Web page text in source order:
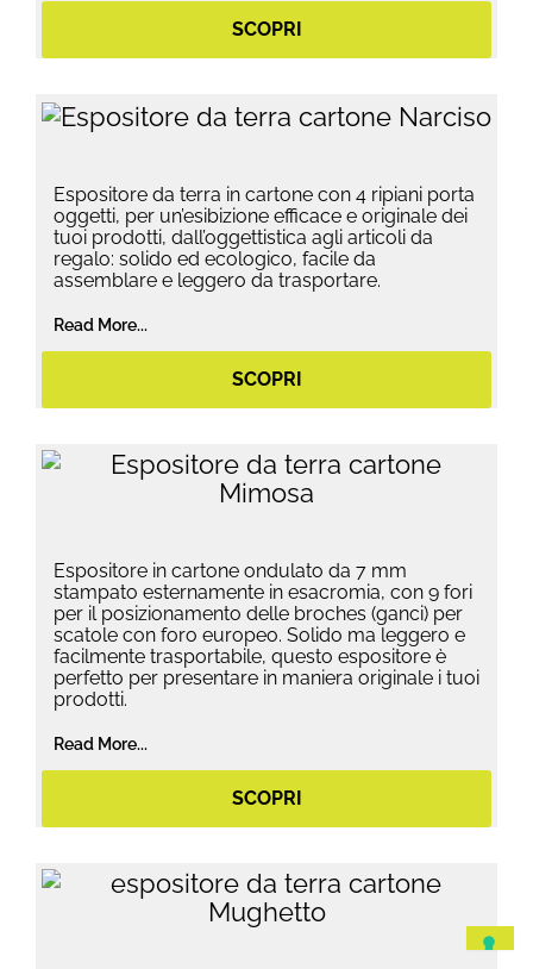
SCOPRI
Espositore da terra in cartone con 4 ripiani porta
oggetti, per un’esibizione efficace e originale dei
tuoi prodotti, dall’oggettistica agli articoli da
regalo: solido ed ecologico, facile da
assemblare e leggero da trasportare.
Read More...
SCOPRI
Espositore in cartone ondulato da 7 mm
stampato esternamente in esacromia, con 9 fori
per il posizionamento delle broches (ganci) per
scatole con foro europeo. Solido ma leggero e
facilmente trasportabile, questo espositore è
perfetto per presentare in maniera originale i tuoi
prodotti.
Read More...
SCOPRI